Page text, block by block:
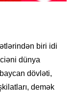
biri idi
dünya
dövləti,
demək